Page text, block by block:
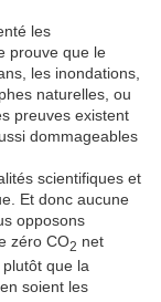
les
prouve que le
les inondations,
naturelles, ou
preuves existent
dommageables
scientifiques et
Et donc aucune
opposons
zéro CO2 net
que la
soient les